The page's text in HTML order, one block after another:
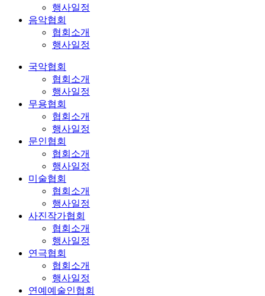
행사일정
음악협회
협회소개
행사일정
국악협회
협회소개
행사일정
무용협회
협회소개
행사일정
문인협회
협회소개
행사일정
미술협회
협회소개
행사일정
사진작가협회
협회소개
행사일정
연극협회
협회소개
행사일정
연예예술인협회